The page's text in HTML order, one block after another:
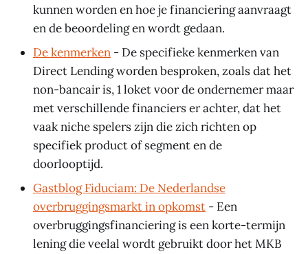
kunnen worden en hoe je financiering aanvraagt
en de beoordeling en wordt gedaan.
De kenmerken - De specifieke kenmerken van
Direct Lending worden besproken, zoals dat het
non-bancair is, 1 loket voor de ondernemer maar
met verschillende financiers er achter, dat het
vaak niche spelers zijn die zich richten op
specifiek product of segment en de
doorlooptijd.
Gastblog Fiduciam: De Nederlandse
overbruggingsmarkt in opkomst - Een
overbruggingsfinanciering is een korte-termijn
lening die veelal wordt gebruikt door het MKB